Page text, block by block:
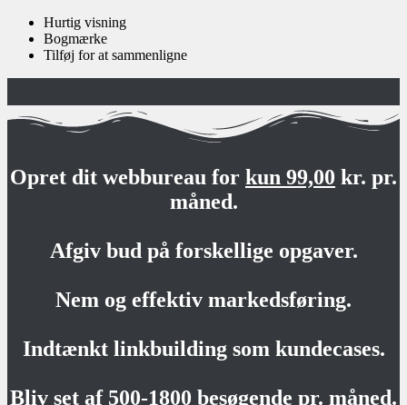
Hurtig visning
Bogmærke
Tilføj for at sammenligne
Opret dit webbureau for kun 99,00 kr. pr.
måned.
Afgiv bud på forskellige opgaver.
Nem og effektiv markedsføring.
Indtænkt linkbuilding som kundecases.
Bliv set af 500-1800 besøgende pr. måned.